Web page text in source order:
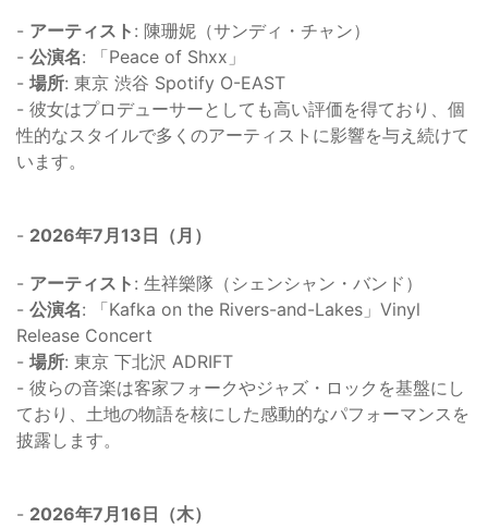
- アーティスト : 陳珊妮（サンディ・チャン）
- 公演名: 「Peace of Shxx」
- 場所: 東京 渋谷 Spotify O-EAST
- 彼女はプロデューサーとしても高い評価を得ており、個
性的なスタイルで多くのアーティストに影響を与え続けて
います。
- 2026年7月13日（月）
- アーティスト : 生祥樂隊（シェンシャン・バンド）
- 公演名: 「Kafka on the Rivers-and-Lakes」Vinyl
Release Concert
- 場所: 東京 下北沢 ADRIFT
- 彼らの音楽は客家フォークやジャズ・ロックを基盤にし
ており、土地の物語を核にした感動的なパフォーマンスを
披露します。
- 2026年7月16日（木）